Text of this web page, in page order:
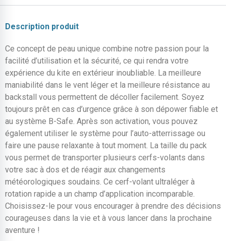
Description produit
Ce concept de peau unique combine notre passion pour la
facilité d’utilisation et la sécurité, ce qui rendra votre
expérience du kite en extérieur inoubliable. La meilleure
maniabilité dans le vent léger et la meilleure résistance au
backstall vous permettent de décoller facilement. Soyez
toujours prêt en cas d’urgence grâce à son dépower fiable et
au système B-Safe. Après son activation, vous pouvez
également utiliser le système pour l’auto-atterrissage ou
faire une pause relaxante à tout moment. La taille du pack
vous permet de transporter plusieurs cerfs-volants dans
votre sac à dos et de réagir aux changements
météorologiques soudains. Ce cerf-volant ultraléger à
rotation rapide a un champ d’application incomparable.
Choisissez-le pour vous encourager à prendre des décisions
courageuses dans la vie et à vous lancer dans la prochaine
aventure !